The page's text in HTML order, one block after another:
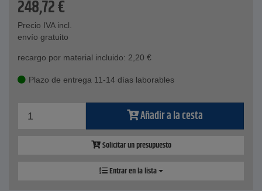
248,72€
Precio IVA incl.
envío gratuito
recargo por material incluido: 2,20 €
Plazo de entrega 11-14 días laborables
Añadir a la cesta
Solicitar un presupuesto
Entrar en la lista